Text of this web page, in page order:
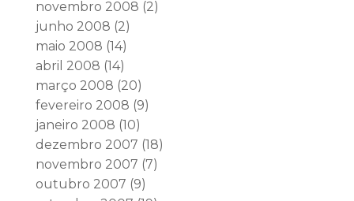
novembro 2008 (2)
junho 2008 (2)
maio 2008 (14)
abril 2008 (14)
março 2008 (20)
fevereiro 2008 (9)
janeiro 2008 (10)
dezembro 2007 (18)
novembro 2007 (7)
outubro 2007 (9)